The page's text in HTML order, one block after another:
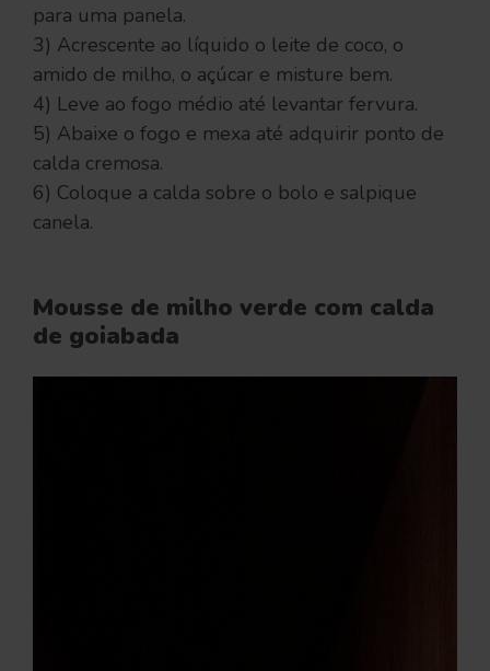
para uma panela.
3) Acrescente ao líquido o leite de coco, o
amido de milho, o açúcar e misture bem.
4) Leve ao fogo médio até levantar fervura.
5) Abaixe o fogo e mexa até adquirir ponto de
calda cremosa.
6) Coloque a calda sobre o bolo e salpique
canela.
Mousse de milho verde com calda
de goiabada